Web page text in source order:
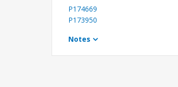
P174669
P173950
Notes